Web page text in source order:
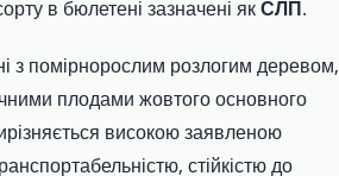
в бюлетені зазначені якСЛП.
з помірнорослим розлогим деревом,
плодами жовтого основного
високою заявленою
стійкістю до